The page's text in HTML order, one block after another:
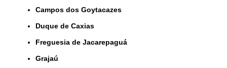
Campos dos Goytacazes
Duque de Caxias
Freguesia de Jacarepaguá
Grajaú